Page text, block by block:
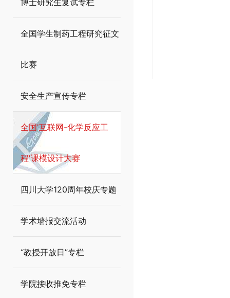
博士研究生复试专栏
全国学生制药工程研究征文
比赛
安全生产宣传专栏
全国'互联网-化学反应工
程'课模设计大赛
四川大学120周年校庆专题
学术墙报交流活动
“教授开放日”专栏
学院接收推免专栏